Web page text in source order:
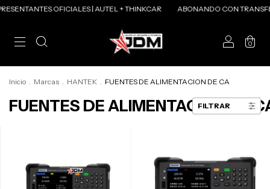
OFICIALES | AUTEL + THINKCAR ABONANDO CON
0
Inicio . Marcas . HANTEK . FUENTES DE ALIMENTACION DE CA
FUENTES DE ALIMENTACION DE
FILTRAR